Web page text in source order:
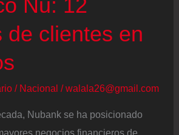
Nu: 12
de clientes en
/ Nacional /walala26@gmail.com
Nubank se ha posicionado
negocios financieros de